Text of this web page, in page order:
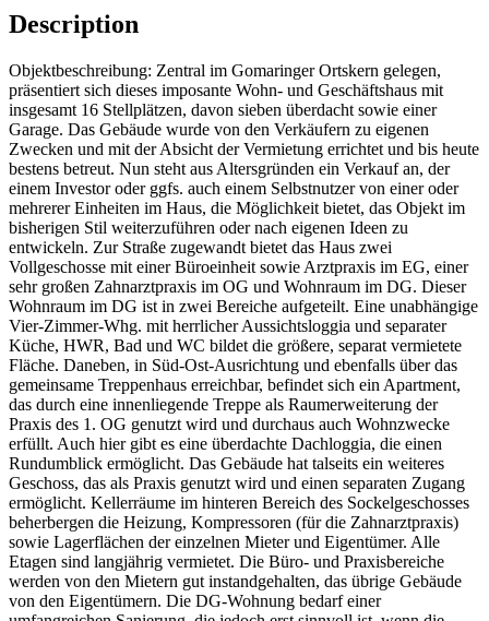
Description
Objektbeschreibung: Zentral im Gomaringer Ortskern gelegen,
präsentiert sich dieses imposante Wohn- und Geschäftshaus mit
insgesamt 16 Stellplätzen, davon sieben überdacht sowie einer
Garage. Das Gebäude wurde von den Verkäufern zu eigenen
Zwecken und mit der Absicht der Vermietung errichtet und bis heute
bestens betreut. Nun steht aus Altersgründen ein Verkauf an, der
einem Investor oder ggfs. auch einem Selbstnutzer von einer oder
mehrerer Einheiten im Haus, die Möglichkeit bietet, das Objekt im
bisherigen Stil weiterzuführen oder nach eigenen Ideen zu
entwickeln. Zur Straße zugewandt bietet das Haus zwei
Vollgeschosse mit einer Büroeinheit sowie Arztpraxis im EG, einer
sehr großen Zahnarztpraxis im OG und Wohnraum im DG. Dieser
Wohnraum im DG ist in zwei Bereiche aufgeteilt. Eine unabhängige
Vier-Zimmer-Whg. mit herrlicher Aussichtsloggia und separater
Küche, HWR, Bad und WC bildet die größere, separat vermietete
Fläche. Daneben, in Süd-Ost-Ausrichtung und ebenfalls über das
gemeinsame Treppenhaus erreichbar, befindet sich ein Apartment,
das durch eine innenliegende Treppe als Raumerweiterung der
Praxis des 1. OG genutzt wird und durchaus auch Wohnzwecke
erfüllt. Auch hier gibt es eine überdachte Dachloggia, die einen
Rundumblick ermöglicht. Das Gebäude hat talseits ein weiteres
Geschoss, das als Praxis genutzt wird und einen separaten Zugang
ermöglicht. Kellerräume im hinteren Bereich des Sockelgeschosses
beherbergen die Heizung, Kompressoren (für die Zahnarztpraxis)
sowie Lagerflächen der einzelnen Mieter und Eigentümer. Alle
Etagen sind langjährig vermietet. Die Büro- und Praxisbereiche
werden von den Mietern gut instandgehalten, das übrige Gebäude
von den Eigentümern. Die DG-Wohnung bedarf einer